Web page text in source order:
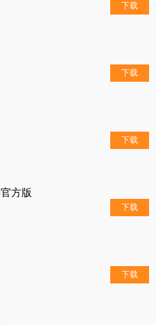
下载
下载
下载
方版
下载
下载